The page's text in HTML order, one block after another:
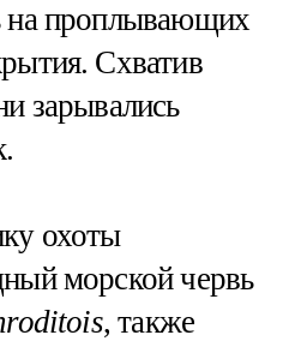
на проплывающих
Схватив
зарывались
охоты
морской червь
, также